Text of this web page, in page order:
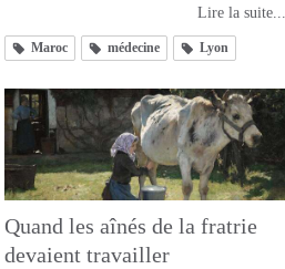
Lire la suite...
Maroc médecine Lyon
Quand les aînés de la fratrie
devaient travailler